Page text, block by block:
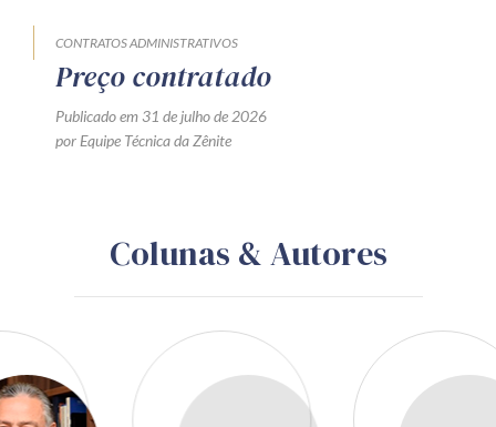
CONTRATOS ADMINISTRATIVOS
Preço contratado
Publicado em 31 de julho de 2026
por Equipe Técnica da Zênite
Colunas & Autores